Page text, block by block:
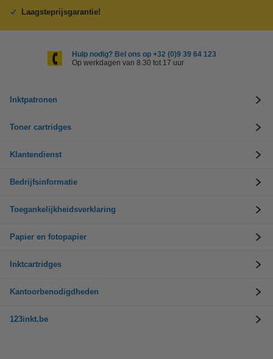
Laagsteprijsgarantie!
Hulp nodig? Bel ons op +32 (0)9 39 64 123
Op werkdagen van 8.30 tot 17 uur
Inktpatronen
Toner cartridges
Klantendienst
Bedrijfsinformatie
Toegankelijkheidsverklaring
Papier en fotopapier
Inktcartridges
Kantoorbenodigdheden
123inkt.be